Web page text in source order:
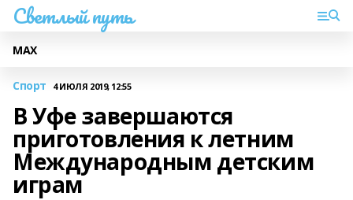
Светлый путь
МАХ
Спорт 4 ИЮЛЯ 2019, 12:55
В Уфе завершаются
приготовления к летним
Международным детским
играм